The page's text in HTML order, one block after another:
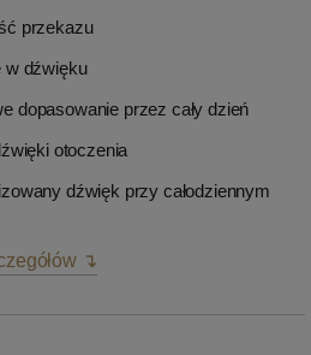
przekazu
w dźwięku
dopasowanie przez cały dzień
otoczenia
dźwięk przy całodziennym
↴